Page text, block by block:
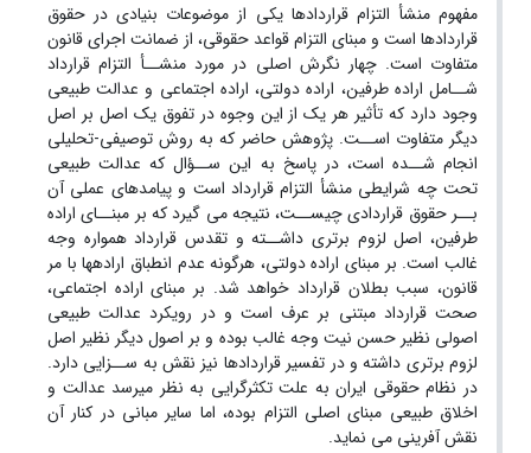
مفهوم منشأ التزام قراردادها یکی از موضوعات بنیادی در حقوق
قراردادها است و مبنای التزام قواعد حقوقی، از ضمانت اجرای قانون
متفاوت است. چهار نگرش اصلی در مورد منشــأ التزام قرارداد
شــامل اراده طرفین، اراده دولتی، اراده اجتماعی و عدالت طبیعی
وجود دارد که تأثیر هر یک از این وجوه در تفوق یک اصل بر اصل
دیگر متفاوت اســت. پژوهش حاضر که به روش توصیفی-تحلیلی
انجام شــده است، در پاسخ به این ســؤال که عدالت طبیعی
تحت چه شرایطی منشأ التزام قرارداد است و پیامدهای عملی آن
بــر حقوق قراردادی چیســت، نتیجه می گیرد که بر مبنــای اراده
طرفین، اصل لزوم برتری داشــته و تقدس قرارداد همواره وجه
غالب است. بر مبنای اراده دولتی، هرگونه عدم انطباق ارادهها با مر
قانون، سبب بطلان قرارداد خواهد شد. بر مبنای اراده اجتماعی،
صحت قرارداد مبتنی بر عرف است و در رویکرد عدالت طبیعی
اصولی نظیر حسن نیت وجه غالب بوده و بر اصول دیگر نظیر اصل
لزوم برتری داشته و در تفسیر قراردادها نیز نقش به ســزایی دارد.
در نظام حقوقی ایران به علت تکثرگرایی به نظر میرسد عدالت و
اخلاق طبیعی مبنای اصلی التزام بوده، اما سایر مبانی در کنار آن
نقش آفرینی می نماید.